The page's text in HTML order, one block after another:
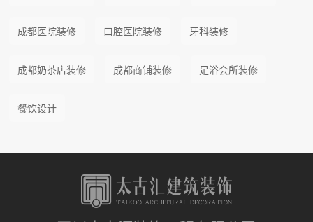
成都医院装修 口腔医院装修 牙科装修
成都奶茶店装修 成都商铺装修 足浴会所装修
餐饮设计